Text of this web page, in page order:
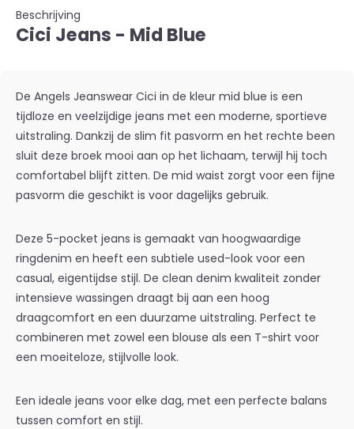
Beschrijving
Cici Jeans - Mid Blue
De Angels Jeanswear Cici in de kleur mid blue is een
tijdloze en veelzijdige jeans met een moderne, sportieve
uitstraling. Dankzij de slim fit pasvorm en het rechte been
sluit deze broek mooi aan op het lichaam, terwijl hij toch
comfortabel blijft zitten. De mid waist zorgt voor een fijne
pasvorm die geschikt is voor dagelijks gebruik.
Deze 5-pocket jeans is gemaakt van hoogwaardige
ringdenim en heeft een subtiele used-look voor een
casual, eigentijdse stijl. De clean denim kwaliteit zonder
intensieve wassingen draagt bij aan een hoog
draagcomfort en een duurzame uitstraling. Perfect te
combineren met zowel een blouse als een T-shirt voor
een moeiteloze, stijlvolle look.
Een ideale jeans voor elke dag, met een perfecte balans
tussen comfort en stijl.